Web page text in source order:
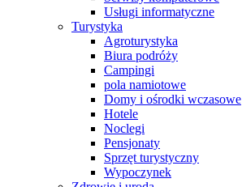
Usługi informatyczne
Turystyka
Agroturystyka
Biura podróży
Campingi
pola namiotowe
Domy i ośrodki wczasowe
Hotele
Noclegi
Pensjonaty
Sprzęt turystyczny
Wypoczynek